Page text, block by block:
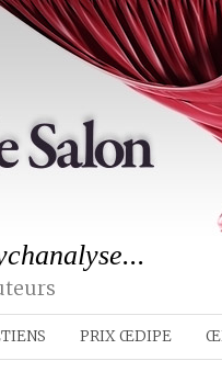
PRIX ŒDIPE